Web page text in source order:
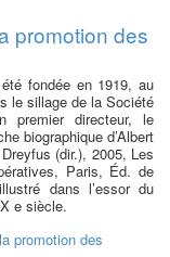
promotion des
fondée en 1919, au
le sillage de la Société
premier directeur, le
biographique d’Albert
(dir.), 2005, Les
Paris, Éd. de
dans l’essor du
e siècle.
promotion des